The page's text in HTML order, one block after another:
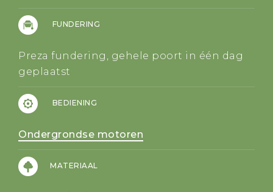
FUNDERING
Preza fundering, gehele poort in één dag
geplaatst
BEDIENING
Ondergrondse motoren
MATERIAAL